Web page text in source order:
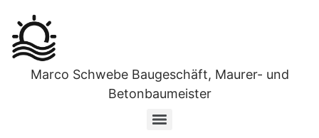
Marco Schwebe Baugeschäft, Maurer- und
Betonbaumeister